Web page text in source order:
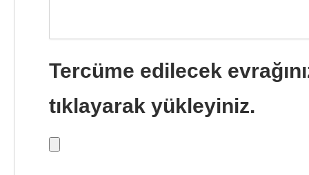
Tercüme edilecek
tıklayarak yükleyiniz.